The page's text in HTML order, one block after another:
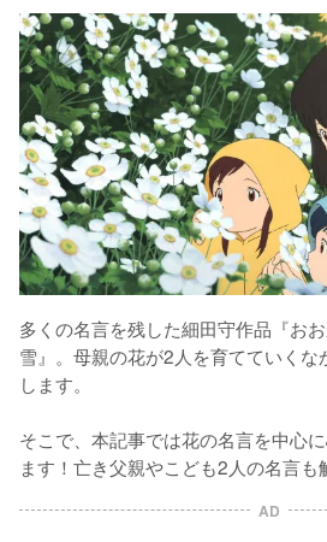
多くの名言を残した細田守作品『お
雪』。母親の花が2人を育てていく
します。
そこで、本記事では花の名言を中心
ます！亡き父親やこども2人の名言も
AD